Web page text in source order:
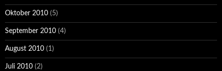
Oktober 2010 (5)
September 2010 (4)
August 2010 (1)
Juli 2010 (2)